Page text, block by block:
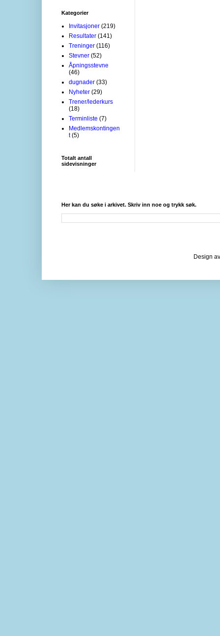
Kategorier
Invitasjoner (219)
Resultater (141)
Treninger (116)
Stevner (52)
Åpningsstevne
(46)
dugnader (33)
Nyheter (29)
Trener/lederkurs
(18)
Terminliste (7)
Medlemskontingen
t (5)
Totalt antall
sidevisninger
Her kan du søke i arkivet. Skriv inn noe og trykk søk.
Design